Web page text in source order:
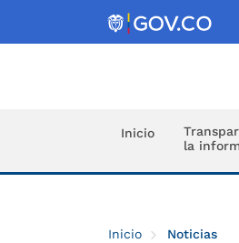
Inicio
la
Inicio Noticias